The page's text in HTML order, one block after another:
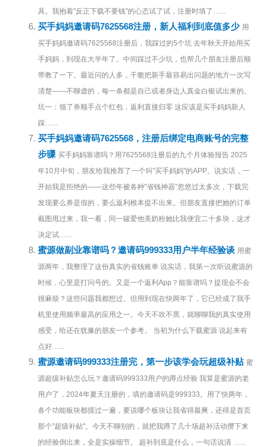
具。我抱着"反正下载不要钱"的心态试了试，注册时填了…...
买手妈妈邀请码7625568注册，新人福利到底值多少 用
买手妈妈邀请码7625568注册后，我踩过的5个坑 去年秋天开始用买
手妈妈，到现在大半年了。中间踩过不少坑，也帮几个朋友注册后顺
带教了一下。最近问的人多，干脆把新手最容易出问题的地方一次写
清楚——不聊虚的，每一条都是自己或者身边人真金白银试出来的。
坑一：领了券顺手点个红包，返利直接归零 这应该是买手妈妈新人
踩…...
买手妈妈邀请码7625568，注册后绑定电商账号的完整
步骤 买手妈妈靠谱吗？用7625568注册后的九个月体验报告 2025
年10月中旬，朋友给我推荐了一个叫"买手妈妈"的APP。说实话，一
开始我是拒绝的——这些年被各种"省钱神器"忽悠过太多次，下载完
发现要么券是假的，要么返利根本提不出来。但朋友直接把她的订单
截图甩过来，我一看，同一罐爱他美奶粉她比我便宜二十多块，这才
决定试…...
蜜源做副业靠谱吗？邀请码999333用户半年经验谈 用蜜
源两年，我整理了这份真实的省钱账单 说实话，我第一次听说蜜源的
时候，心里是打问号的。又是一个返利App？能靠谱吗？提现会不会
很麻烦？这些问题我都想过。但用到现在快两年了，它已经成了我手
机里使用频率最高的应用之一。今天不吹不黑，就聊聊我的真实使用
感受，给还在犹豫的朋友一个参考。 当初为什么下载蜜源 说起来有
点好…...
蜜源邀请码999333注册完，第一步该学会玩超级补贴 蜜
源超级补贴怎么玩？邀请码999333用户的蹲点经验 我算是蜜源的老
用户了，2024年夏天注册的，填的邀请码是999333。用了快两年，
各个功能板块都摸过一遍，要说哪个板块让我省得最爽，还得是首页
那个"超级补贴"。今天不聊别的，就把我蹲了几十场超补活动攒下来
的经验倒出来，全是实操细节。 超补到底是什么，一句话说清 …...